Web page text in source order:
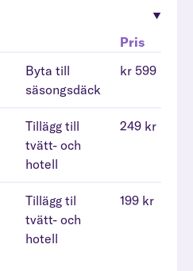
Pris
Byta till
säsongsdäck
kr 599
Tillägg till
tvätt- och
hotell
249 kr
Tillägg til
tvätt- och
hotell
199 kr